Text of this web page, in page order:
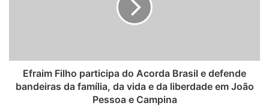
Efraim Filho participa do Acorda Brasil e defende
bandeiras da família, da vida e da liberdade em João
Pessoa e Campina